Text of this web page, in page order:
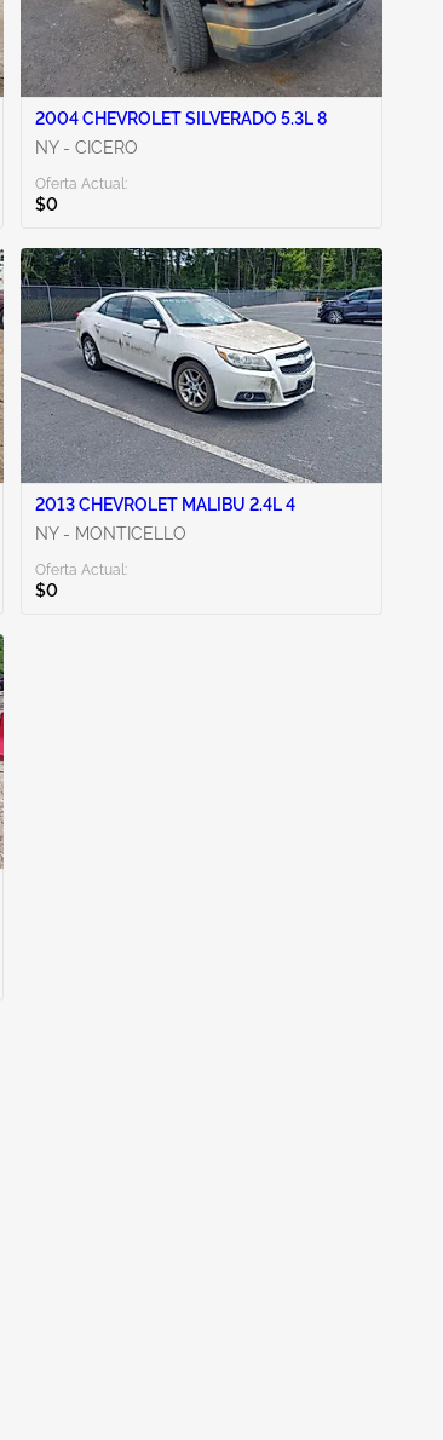
2004 CHEVROLET SILVERADO 5.3L 8
NY - CICERO
Oferta Actual:
$0
2013 CHEVROLET MALIBU 2.4L 4
NY - MONTICELLO
Oferta Actual:
$0